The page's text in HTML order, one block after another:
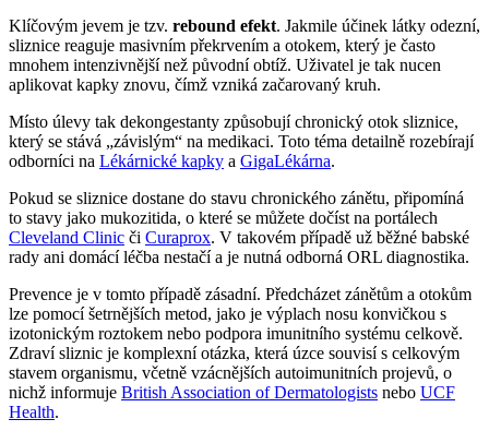
Klíčovým jevem je tzv. rebound efekt. Jakmile účinek látky odezní,
sliznice reaguje masivním překrvením a otokem, který je často
mnohem intenzivnější než původní obtíž. Uživatel je tak nucen
aplikovat kapky znovu, čímž vzniká začarovaný kruh.
Místo úlevy tak dekongestanty způsobují chronický otok sliznice,
který se stává „závislým“ na medikaci. Toto téma detailně rozebírají
odborníci na Lékárnické kapky a GigaLékárna.
Pokud se sliznice dostane do stavu chronického zánětu, připomíná
to stavy jako mukozitida, o které se můžete dočíst na portálech
Cleveland Clinic či Curaprox. V takovém případě už běžné babské
rady ani domácí léčba nestačí a je nutná odborná ORL diagnostika.
Prevence je v tomto případě zásadní. Předcházet zánětům a otokům
lze pomocí šetrnějších metod, jako je výplach nosu konvičkou s
izotonickým roztokem nebo podpora imunitního systému celkově.
Zdraví sliznic je komplexní otázka, která úzce souvisí s celkovým
stavem organismu, včetně vzácnějších autoimunitních projevů, o
nichž informuje British Association of Dermatologists nebo UCF
Health.